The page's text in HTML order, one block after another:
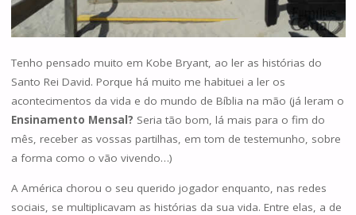
Tenho pensado muito em Kobe Bryant, ao ler as histórias do
Santo Rei David. Porque há muito me habituei a ler os
acontecimentos da vida e do mundo de Bíblia na mão (já leram o
Ensinamento Mensal? Seria tão bom, lá mais para o fim do
mês, receber as vossas partilhas, em tom de testemunho, sobre
a forma como o vão vivendo…)
A América chorou o seu querido jogador enquanto, nas redes
sociais, se multiplicavam as histórias da sua vida. Entre elas, a de